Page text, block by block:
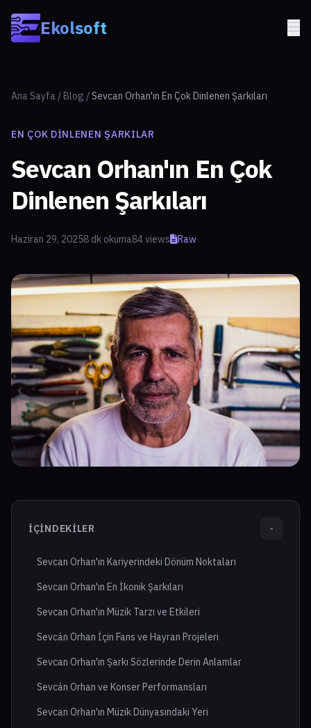
Ekolsoft
Ana Sayfa / Blog /Sevcan Orhan'ın En Çok Dinlenen Şarkıları
EN ÇOK DINLENEN ŞARKILAR
Sevcan Orhan'ın En Çok
Dinlenen Şarkıları
Haziran 29, 20258 dk okuma84 views Raw
İÇINDEKILER -
Sevcan Orhan'ın Kariyerindeki Dönüm Noktaları
Sevcan Orhan'ın En İkonik Şarkıları
Sevcan Orhan'ın Müzik Tarzı ve Etkileri
Sevcán Orhan İçin Fans ve Hayran Projeleri
Sevcan Orhan'ın Şarkı Sözlerinde Derin Anlamlar
Sevcán Orhan ve Konser Performansları
Sevcan Orhan'ın Müzik Dünyasındaki Yeri